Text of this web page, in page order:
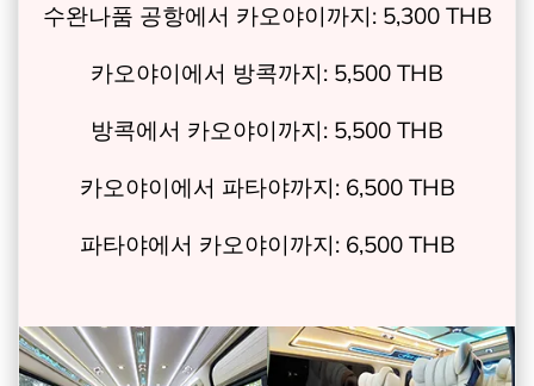
수완나품 공항에서 카오야이까지: 5,300 THB
카오야이에서 방콕까지: 5,500 THB
방콕에서 카오야이까지: 5,500 THB
카오야이에서 파타야까지: 6,500 THB
파타야에서 카오야이까지: 6,500 THB